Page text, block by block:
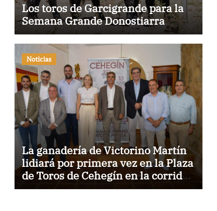
Los toros de Garcigrande para la
Semana Grande Donostiarra
Noticias
La ganadería de Victorino Martín
lidiará por primera vez en la Plaza
de Toros de Cehegín en la corrida
conmemorativa de su 125